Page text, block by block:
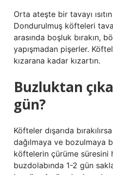
Orta ateşte bir tavayı
Dondurulmuş köfteleri
arasında boşluk bırakın,
yapışmadan pişerler.
kızarana kadar kızartın.
Buzluktan
gün?
Köfteler dışarıda
dağılmaya ve bozulmaya
köftelerin çürüme süresini
buzdolabında 1-2 gün